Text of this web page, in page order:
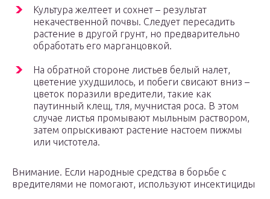
Культура желтеет и сохнет – результат
некачественной почвы. Следует пересадить
растение в другой грунт, но предварительно
обработать его марганцовкой.
На обратной стороне листьев белый налет,
цветение ухудшилось, и побеги свисают вниз –
цветок поразили вредители, такие как
паутинный клещ, тля, мучнистая роса. В этом
случае листья промывают мыльным раствором,
затем опрыскивают растение настоем пижмы
или чистотела.
Внимание. Если народные средства в борьбе с
вредителями не помогают, используют инсектициды